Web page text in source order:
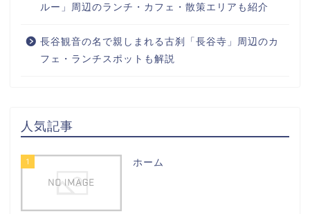
ルー」周辺のランチ・カフェ・散策エリアも紹介
長谷観音の名で親しまれる古刹「長谷寺」周辺のカ
フェ・ランチスポットも解説
人気記事
1 ホーム